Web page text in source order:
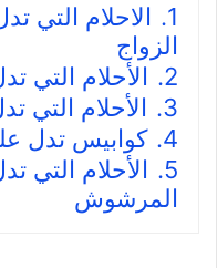
1.
الاحلام التي
الزواج
2.
الأحلام التي
3.
الأحلام
4. كوابيس تدل
5.
الأحلام التي
المرشوش